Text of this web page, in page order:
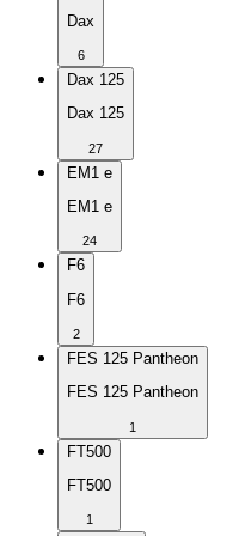
Dax
6
Dax 125
Dax 125
27
EM1 e
EM1 e
24
F6
F6
2
FES 125 Pantheon
FES 125 Pantheon
1
FT500
FT500
1